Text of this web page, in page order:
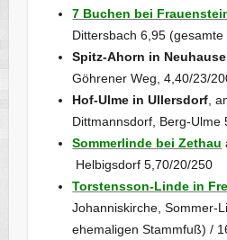
7 Buchen bei
Dittersbach 6,95
Spitz-Ahorn in
Göhrener Weg, 4,40/23/
Hof-Ulme in Ullersdorf ,
Dittmannsdorf, Berg-Ulme
Sommerlinde bei Zethau
Helbigsdorf 5,70/20/250
Torstensson-Linde in
Johanniskirche, Sommer-
ehemaligen Stammfuß) /